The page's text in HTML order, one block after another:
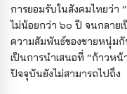
การยอมรับในสังคมไทยว่า
ไม่น้อยกว่า ๖๐ ปี จนกลาย
ความสัมพันธ์ของชายหนุ่ม
เป็นการนำเสนอที่ “ก้าวห
ปัจจุบันยังไม่สามารถไปถึง